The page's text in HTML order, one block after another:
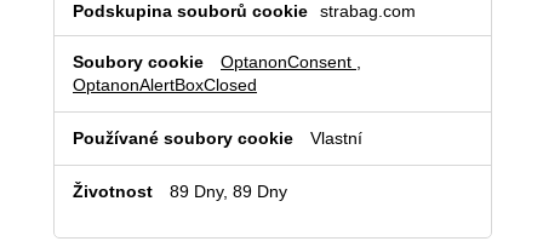
strabag.com
OptanonConsent
OptanonAlertBoxClosed
Vlastní
89 Dny, 89 Dny